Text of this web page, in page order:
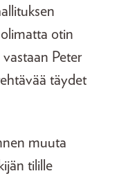
otin
Peter
täydet
muuta
tilille